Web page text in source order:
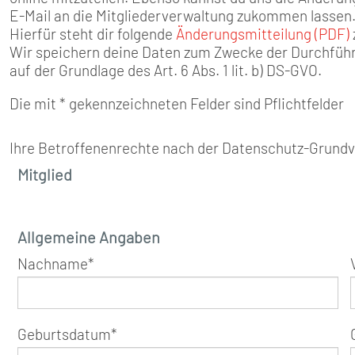
TARIF
SERVICE
MITGLIEDSCHAFT
PRESSE
E-Mail an die Mitgliederverwaltung zukommen lassen.
Hierfür steht dir folgende Änderungsmitteilung (PDF)
Wir speichern deine Daten zum Zwecke der
auf der Grundlage des Art. 6 Abs. 1 lit. b) DS-GVO.
Die mit * gekennzeichneten Felder sind Pflichtfelder
Ihre Betroffenenrechte nach der Datenschutz-
Mitglied
Allgemeine Angaben
Nachname*
Geburtsdatum*